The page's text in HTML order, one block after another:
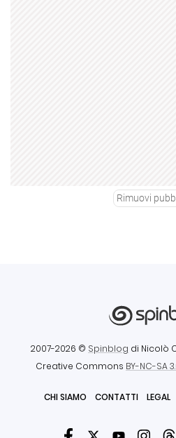
Rimuovi
2007-2026 © Spinblog di Nicolò
Creative Commons BY-NC-SA
CHI SIAMO CONTATTI LEGAL